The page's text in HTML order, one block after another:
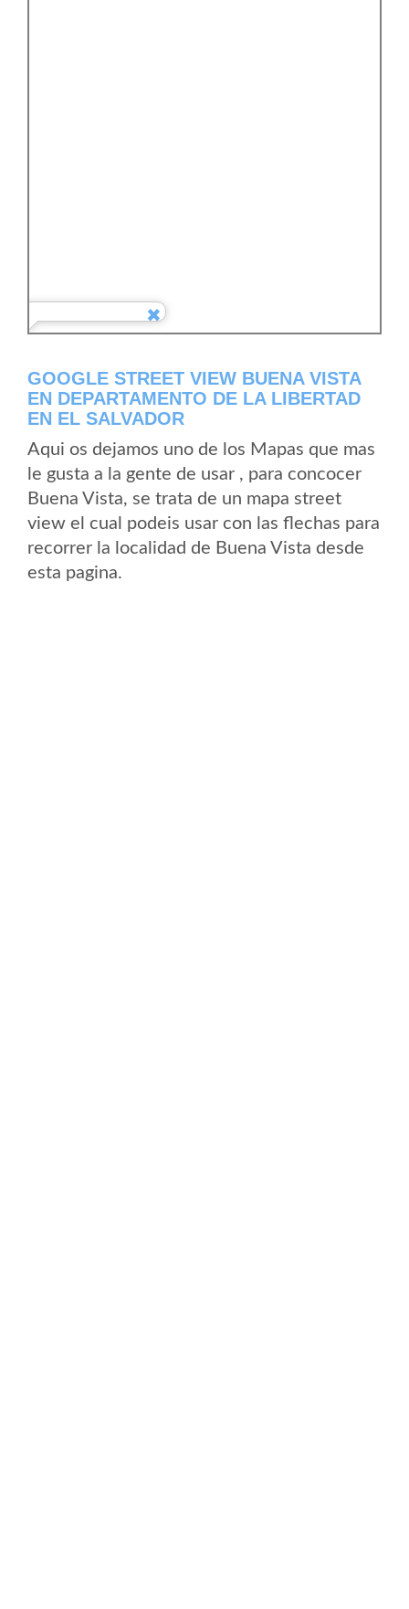
GOOGLE STREET VIEW BUENA VISTA
EN DEPARTAMENTO DE LA LIBERTAD
EN EL SALVADOR
Aqui os dejamos uno de los Mapas que mas
le gusta a la gente de usar , para concocer
Buena Vista, se trata de un mapa street
view el cual podeis usar con las flechas para
recorrer la localidad de Buena Vista desde
esta pagina.